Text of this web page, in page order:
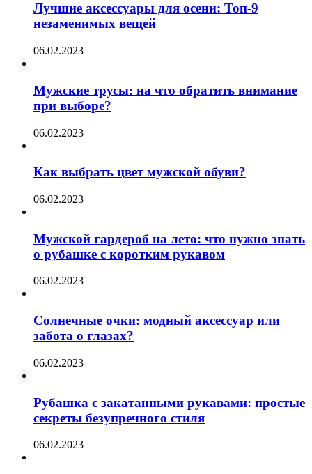
Лучшие аксессуары для осени: Топ-9
незаменимых вещей
06.02.2023
Мужские трусы: на что обратить внимание
при выборе?
06.02.2023
Как выбрать цвет мужской обуви?
06.02.2023
Мужской гардероб на лето: что нужно знать
о рубашке с коротким рукавом
06.02.2023
Солнечные очки: модный аксессуар или
забота о глазах?
06.02.2023
Рубашка с закатанными рукавами: простые
секреты безупречного стиля
06.02.2023